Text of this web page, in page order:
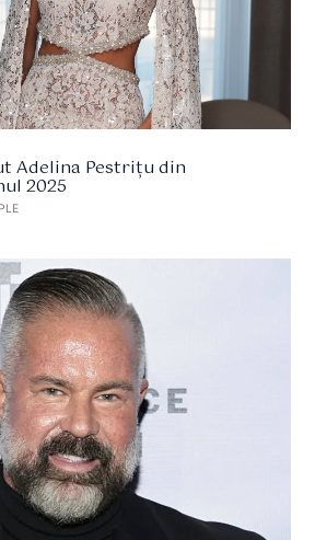
Adelina Pestrițu din
2025